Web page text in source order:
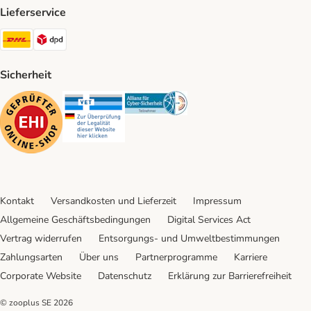
Lieferservice
DHL Shipping Method
Sicherheit
Security Security Security
Kontakt Versandkosten und Lieferzeit
Impressum
Allgemeine Geschäftsbedingungen
Digital Services Act
Vertrag widerrufen
Entsorgungs- und Umweltbestimmungen
Zahlungsarten
Über uns Partnerprogramme
Karriere
Corporate Website
Datenschutz Erklärung zur Barrierefreiheit
© zooplus SE 2026